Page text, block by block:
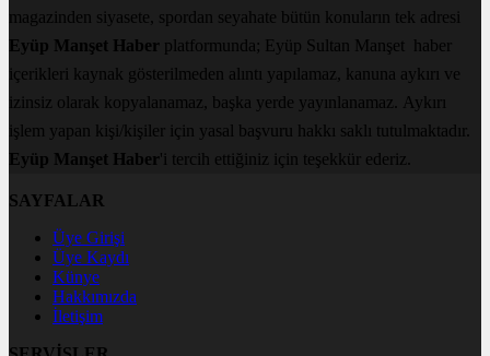
magazinden siyasete, spordan seyahate bütün konuların tek adresi
Eyüp Manşet Haber platformunda; Eyüp Sultan Manşet haber
içerikleri kaynak gösterilmeden alıntı yapılamaz, kanuna aykırı ve
izinsiz olarak kopyalanamaz, başka yerde yayınlanamaz. Aykırı
işlem yapan kişi/kişiler için yasal başvuru hakkı saklı tutulmaktadır.
Eyüp Manşet Haber'i tercih ettiğiniz için teşekkür ederiz.
SAYFALAR
Üye Girişi
Üye Kaydı
Künye
Hakkımızda
İletişim